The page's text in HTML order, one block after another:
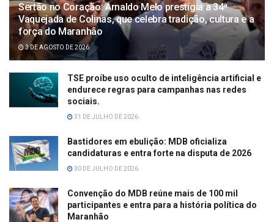
Sertão no Coração: Arnaldo Melo prestigia a 34ª
Vaquejada de Colinas, que celebra tradição, cultura e a
força do Maranhão
3 DE AGOSTO DE 2026
TSE proíbe uso oculto de inteligência artificial e
endurece regras para campanhas nas redes
sociais.
31 DE JULHO DE 2026
Bastidores em ebulição: MDB oficializa
candidaturas e entra forte na disputa de 2026
30 DE JULHO DE 2026
Convenção do MDB reúne mais de 100 mil
participantes e entra para a história política do
Maranhão